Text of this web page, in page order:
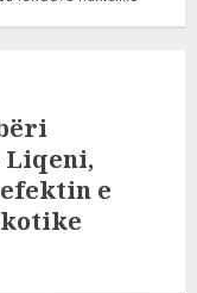
Liqeni,
efektin e